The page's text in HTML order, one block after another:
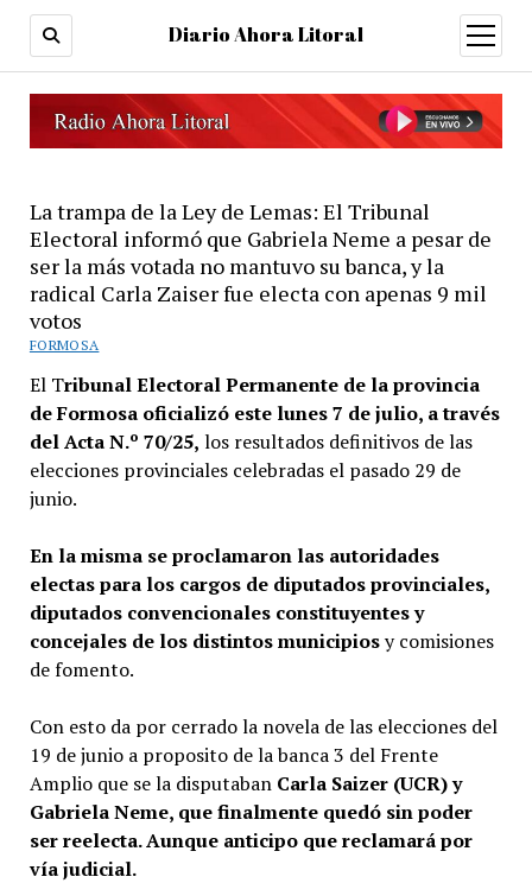
Diario Ahora Litoral
open
menu
La trampa de la Ley de Lemas: El Tribunal
Electoral informó que Gabriela Neme a pesar de
ser la más votada no mantuvo su banca, y la
radical Carla Zaiser fue electa con apenas 9 mil
votos
FORMOSA
El Tribunal Electoral Permanente de la provincia
de Formosa oficializó este lunes 7 de julio, a través
del Acta N.º 70/25, los resultados definitivos de las
elecciones provinciales celebradas el pasado 29 de
junio.
En la misma se proclamaron las autoridades
electas para los cargos de diputados provinciales,
diputados convencionales constituyentes y
concejales de los distintos municipiosy comisiones
de fomento.
Con esto da por cerrado la novela de las elecciones del
19 de junio a proposito de la banca 3 del Frente
Amplio que se la disputaban Carla Saizer (UCR) y
Gabriela Neme, que finalmente quedó sin poder
ser reelecta. Aunque anticipo que reclamará por
vía judicial.